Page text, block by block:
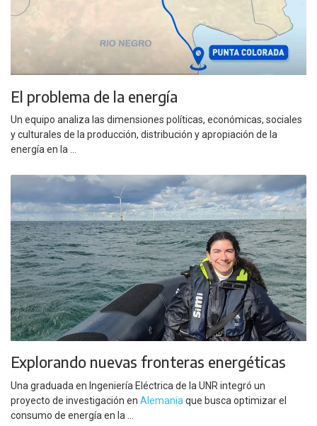
El problema de la energía
Un equipo analiza las dimensiones políticas, económicas, sociales
y culturales de la producción, distribución y apropiación de la
energía en la ...
Explorando nuevas fronteras energéticas
Una graduada en Ingeniería Eléctrica de la UNR integró un
proyecto de investigación en Alemania que busca optimizar el
consumo de energía en la ...